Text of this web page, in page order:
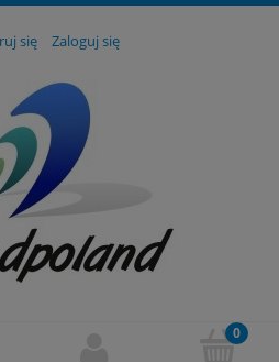
się Zaloguj się